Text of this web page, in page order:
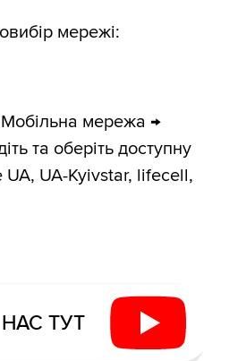
мережі:
мережа →
та оберіть доступну
UA-Kyivstar, lifecell,
ТУТ